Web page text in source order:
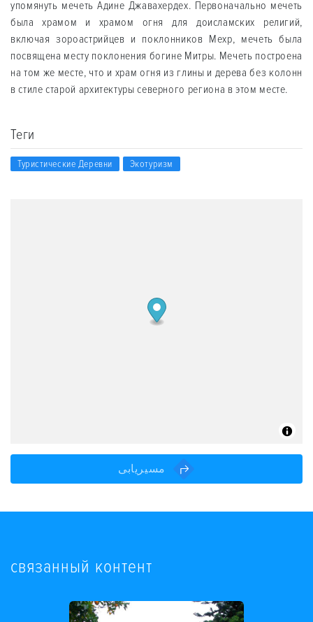
مسیریابی
упомянуть мечеть Адине Джавахердех. Первоначально мечеть
была храмом и храмом огня для доисламских религий,
включая зороастрийцев и поклонников Мехр, мечеть была
посвящена месту поклонения богине Митры. Мечеть построена
на том же месте, что и храм огня из глины и дерева без колонн
в стиле старой архитектуры северного региона в этом месте.
Теги
Туристические Деревни Экотуризм
связанный контент